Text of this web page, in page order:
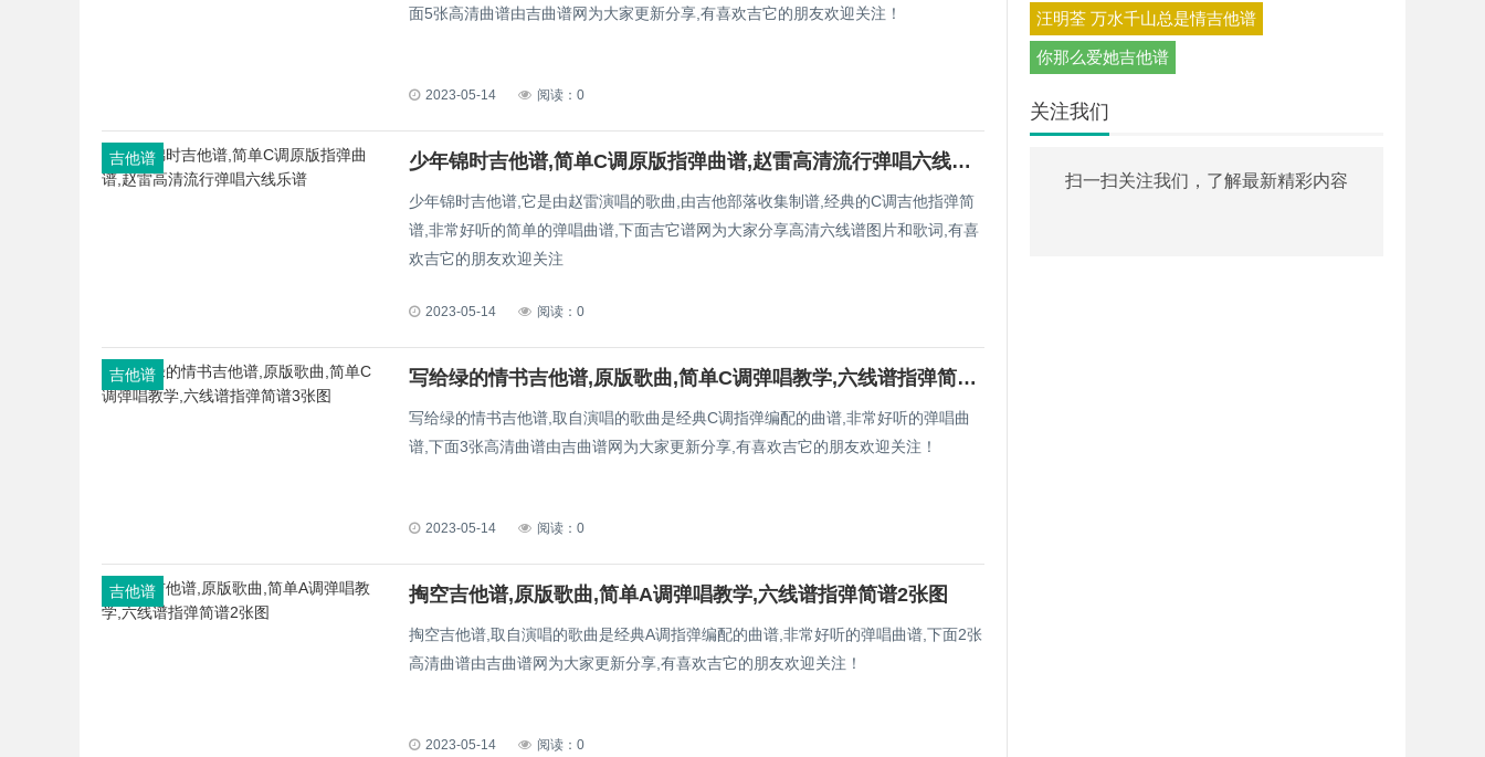
面5张高清曲谱由吉曲谱网为大家更新分享,有喜欢吉它的朋友欢迎关注！
2023-05-14 阅读：0
吉他谱 少年锦时吉他谱,简单C调原版指弹曲谱,赵雷高清流行弹唱六线乐谱
少年锦时吉他谱,它是由赵雷演唱的歌曲,由吉他部落收集制谱,经典的C调吉他指弹简
谱,非常好听的简单的弹唱曲谱,下面吉它谱网为大家分享高清六线谱图片和歌词,有喜
欢吉它的朋友欢迎关注
2023-05-14 阅读：0
吉他谱 写给绿的情书吉他谱,原版歌曲,简单C调弹唱教学,六线谱指弹简谱3张图
写给绿的情书吉他谱,取自演唱的歌曲是经典C调指弹编配的曲谱,非常好听的弹唱曲
谱,下面3张高清曲谱由吉曲谱网为大家更新分享,有喜欢吉它的朋友欢迎关注！
2023-05-14 阅读：0
吉他谱 掏空吉他谱,原版歌曲,简单A调弹唱教学,六线谱指弹简谱2张图
掏空吉他谱,取自演唱的歌曲是经典A调指弹编配的曲谱,非常好听的弹唱曲谱,下面2张
高清曲谱由吉曲谱网为大家更新分享,有喜欢吉它的朋友欢迎关注！
2023-05-14 阅读：0
汪明荃 万水千山总是情吉他谱
你那么爱她吉他谱
关注我们
扫一扫关注我们，了解最新精彩内容